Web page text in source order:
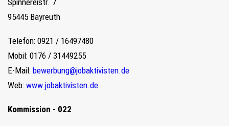
Spinnereistr. 7
95445 Bayreuth
Telefon: 0921 / 16497480
Mobil: 0176 / 31449255
E-Mail: bewerbung@jobaktivisten.de
Web: www.jobaktivisten.de
Kommission - 022